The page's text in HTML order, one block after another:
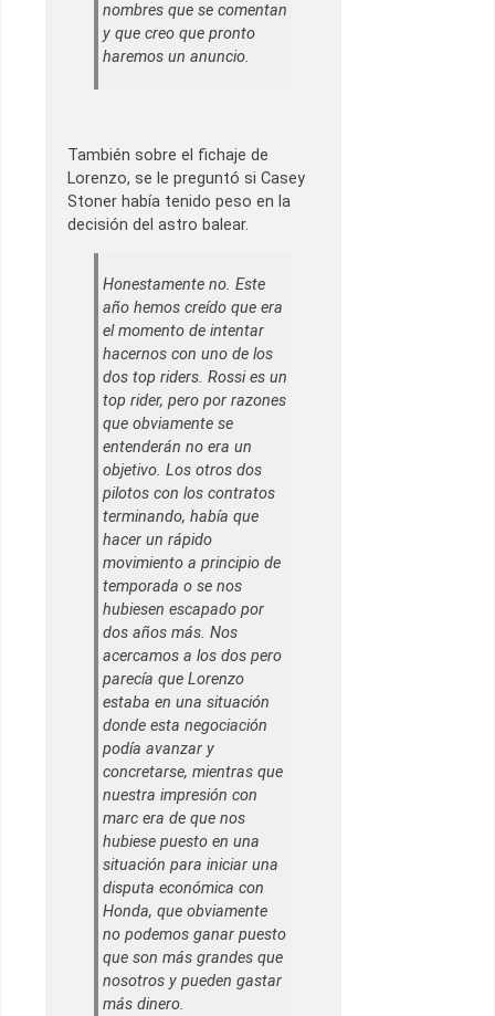
nombres que se comentan
y que creo que pronto
haremos un anuncio.
También sobre el fichaje de
Lorenzo, se le preguntó si Casey
Stoner había tenido peso en la
decisión del astro balear.
Honestamente no. Este
año hemos creído que era
el momento de intentar
hacernos con uno de los
dos top riders. Rossi es un
top rider, pero por razones
que obviamente se
entenderán no era un
objetivo. Los otros dos
pilotos con los contratos
terminando, había que
hacer un rápido
movimiento a principio de
temporada o se nos
hubiesen escapado por
dos años más. Nos
acercamos a los dos pero
parecía que Lorenzo
estaba en una situación
donde esta negociación
podía avanzar y
concretarse, mientras que
nuestra impresión con
marc era de que nos
hubiese puesto en una
situación para iniciar una
disputa económica con
Honda, que obviamente
no podemos ganar puesto
que son más grandes que
nosotros y pueden gastar
más dinero.